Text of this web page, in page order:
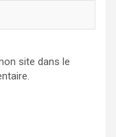
site dans le